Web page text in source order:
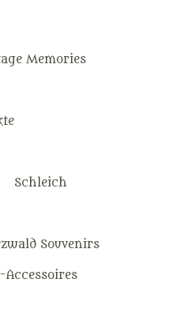
Memories
Schleich
Souvenirs